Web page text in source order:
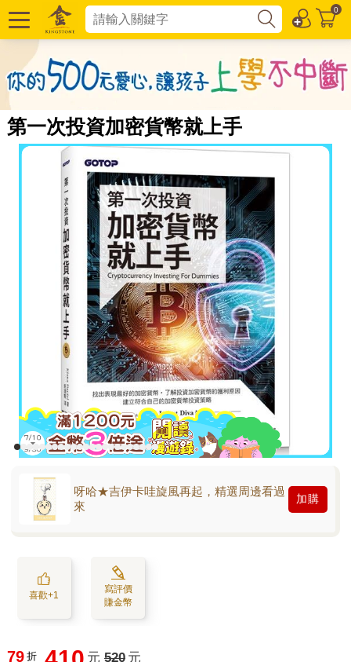
0
第一次投資加密貨幣就上手
呀哈★吉伊卡哇旋風再起，精選周邊看過
來
加購
喜歡+1
寫評價
賺金幣
79 折 元 520 元